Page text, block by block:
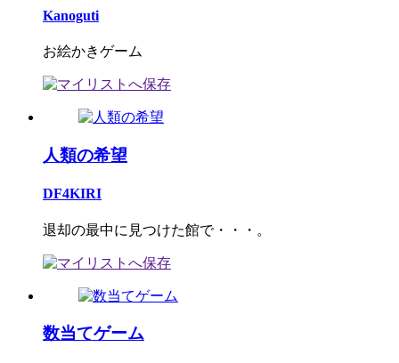
Kanoguti
お絵かきゲーム
人類の希望
DF4KIRI
退却の最中に見つけた館で・・・。
数当てゲーム